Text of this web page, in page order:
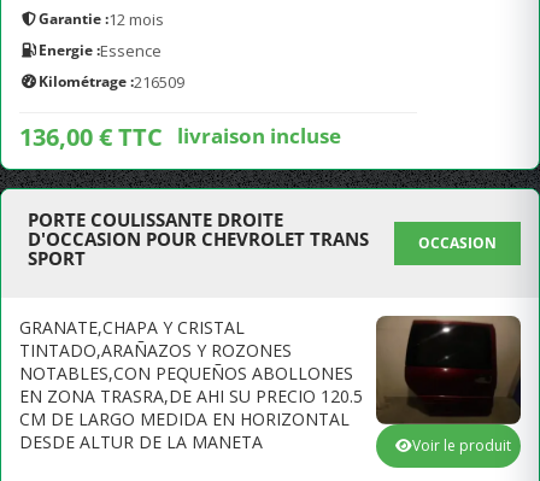
Garantie :12 mois
Energie :Essence
Kilométrage :216509
136,00 € TTC livraison incluse
PORTE COULISSANTE DROITE
D'OCCASION POUR CHEVROLET TRANS
SPORT
OCCASION
GRANATE,CHAPA Y CRISTAL
TINTADO,ARAÑAZOS Y ROZONES
NOTABLES,CON PEQUEÑOS ABOLLONES
EN ZONA TRASRA,DE AHI SU PRECIO 120.5
CM DE LARGO MEDIDA EN HORIZONTAL
DESDE ALTUR DE LA MANETA
Voir le produit